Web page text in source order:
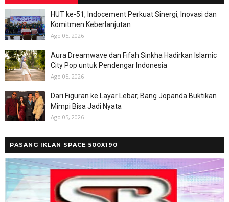
HUT ke-51, Indocement Perkuat Sinergi, Inovasi dan
Komitmen Keberlanjutan
Ago 05, 2026
Aura Dreamwave dan Fifah Sinkha Hadirkan Islamic
City Pop untuk Pendengar Indonesia
Ago 05, 2026
Dari Figuran ke Layar Lebar, Bang Jopanda Buktikan
Mimpi Bisa Jadi Nyata
Ago 05, 2026
PASANG IKLAN SPACE 500X190